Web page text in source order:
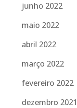
junho 2022
maio 2022
abril 2022
março 2022
fevereiro 2022
dezembro 2021